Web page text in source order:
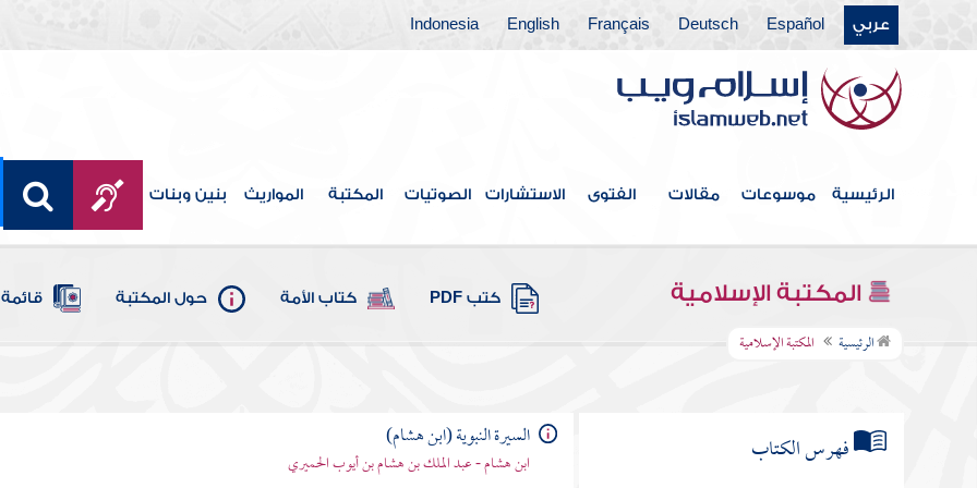
عربي Español
Deutsch
Français
English
Indonesia
الرئيسية موسوعات مقالات الفتوى الاستشارات الصوتيات المكتبة المواريث بنين وبنات
المكتبة الإسلامية كتب PDF كتاب الأمة حول المكتبة
الرئيسية المكتبة الإسلامية
فهرس الكتاب السيرة النبوية (ابن هشام)
ابن هشام - عبد الملك بن هشام بن أيوب الحميري